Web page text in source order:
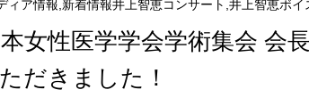
ィア情報,新着情報井上智恵コンサート,井上智恵ボイ
女性医学学会学術集会 会
だきました！